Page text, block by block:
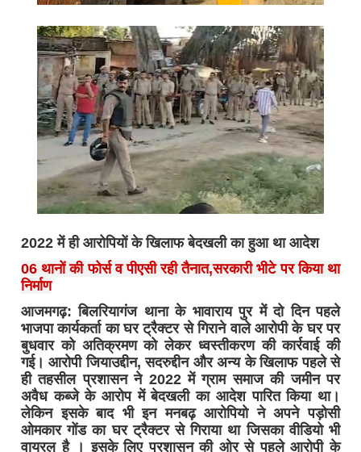
2022 में ही आरोपियों के खिलाफ बेदखली का हुआ था आदेश
06 थानों की फोर्स व पीएसी रही तैनात,सरकारी भीटे पर किया था
निर्माण
आजमगढ़: बिलरियागंज थाना के भावाराय पुर में दो दिन पहले
भाजपा कार्यकर्ता का घर ट्रैक्टर से गिराने वाले आरोपी के घर पर
बुधवार को अतिक्रमण को लेकर ध्वस्तीकरण की कार्रवाई की
गई। आरोपी जियाउद्दीन, सदरुद्दीन और अन्य के खिलाफ पहले से
ही तहसील प्रशासन ने 2022 में ग्राम समाज की जमीन पर
अवैध कब्जे के आरोप में बेदखली का आदेश पारित किया था।
लेकिन इसके बाद भी इन मनबढ़ आरोपियो ने अपने पड़ोसी
ओमकार गोंड का घर ट्रैक्टर से गिराया था जिसका वीडियो भी
वायरल है । इसके लिए प्रशासन की ओर से पहले आरोपी के